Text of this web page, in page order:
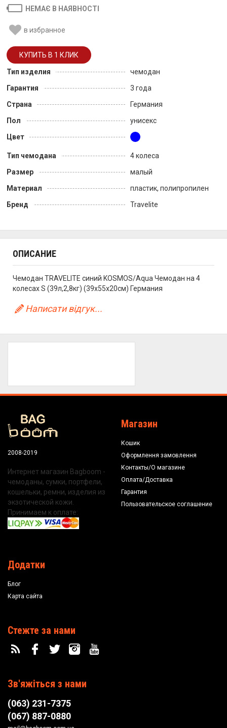
НЕМАЄ В НАЯВНОСТІ
в избранное
Тип изделия
чемодан
Гарантия
3 года
Страна
Германия
Пол
унисекс
Цвет
Тип чемодана
4 колеса
Размер
малый
Материал
пластик, полипропилен
Бренд
Travelite
ОПИСАНИЕ
Чемодан TRAVELITE синий KOSMOS/Aqua Чемодан на 4
колесах S (39л,2,8кг) (39x55x20см) Германия
Написати відгук...
2008-2019
Интернет магазин Bagboom -
чемоданы, сумки, портфели,
кошельки, ремни, изделия из
экзотической кожи.
Принимаем к оплате:
Магазин
Кошик
Оформлення замовлення
Контакты/О магазине
Оплата/Доставка
Гарантия
Пользовательское соглашение
Додатки
Блог
Карта сайта
Стежте за нами
Зв'яжіться з нами
(063) 231-7375
(067) 887-0880